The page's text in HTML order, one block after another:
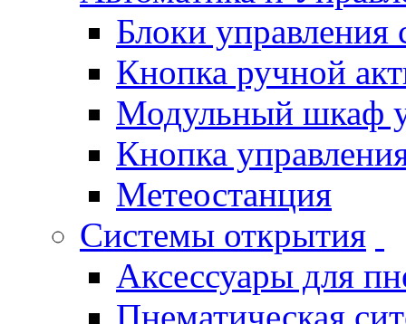
Блоки
Кнопка ручной
Модульный шкаф
Кнопка
Метеостанция
Системы открытия
Аксессуары для
Пнематическая